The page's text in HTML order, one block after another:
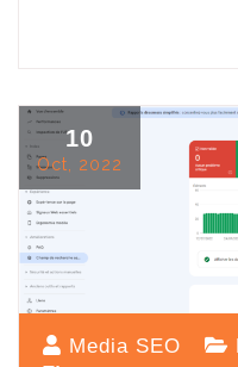
10
Oct, 2022
Media SEO